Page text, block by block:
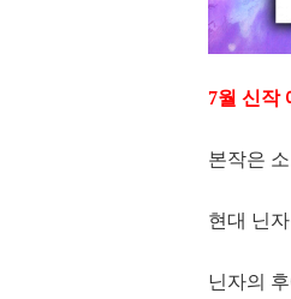
7월 신작
본작은
현대 닌
닌자의